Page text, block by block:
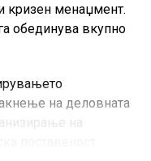
кризен менаџмент.
обединува вкупно
на деловната
на